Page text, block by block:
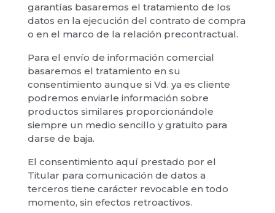
garantías basaremos el tratamiento de los
datos en la ejecución del contrato de compra
o en el marco de la relación precontractual.
Para el envío de información comercial
basaremos el tratamiento en su
consentimiento aunque si Vd. ya es cliente
podremos enviarle información sobre
productos similares proporcionándole
siempre un medio sencillo y gratuito para
darse de baja.
El consentimiento aquí prestado por el
Titular para comunicación de datos a
terceros tiene carácter revocable en todo
momento, sin efectos retroactivos.